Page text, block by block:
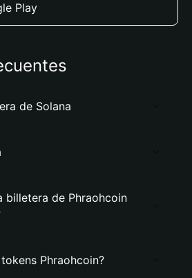
Play
de Solana
billetera de Phraohcoin
Phraohcoin?